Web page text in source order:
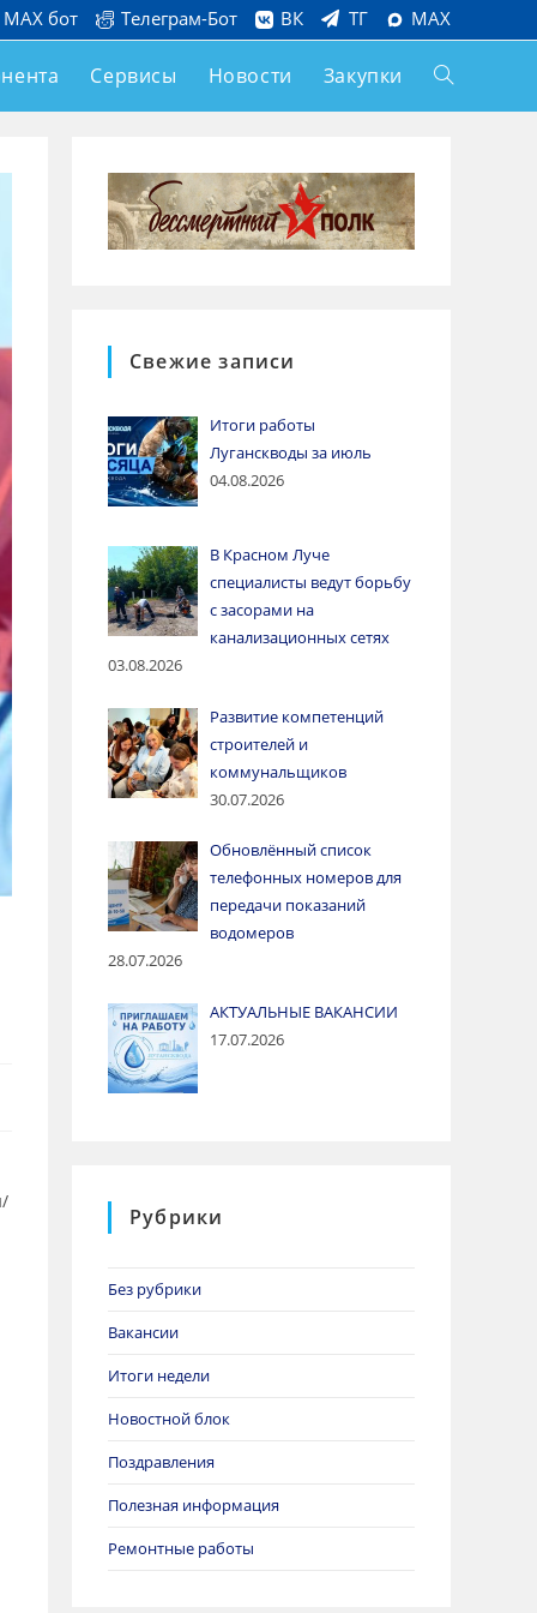
MAX бот Телеграм-Бот ВК ТГ MAX
Сервисы Новости Закупки
Свежие записи
Итоги работы
Луганскводы за июль
04.08.2026
В Красном Луче
специалисты ведут борьбу
с засорами на
канализационных сетях
03.08.2026
Развитие компетенций
строителей и
коммунальщиков
30.07.2026
Обновлённый список
телефонных номеров для
передачи показаний
водомеров
28.07.2026
АКТУАЛЬНЫЕ ВАКАНСИИ
17.07.2026
Рубрики
Без рубрики
Вакансии
Итоги недели
Новостной блок
Поздравления
Полезная информация
Ремонтные работы